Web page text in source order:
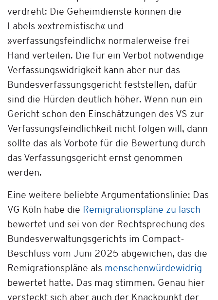
verdreht: Die Geheimdienste können die
Labels »extremistisch« und
»verfassungsfeindlich« normalerweise frei
Hand verteilen. Die für ein Verbot notwendige
Verfassungswidrigkeit kann aber nur das
Bundesverfassungsgericht feststellen, dafür
sind die Hürden deutlich höher. Wenn nun ein
Gericht schon den Einschätzungen des VS zur
Verfassungsfeindlichkeit nicht folgen will, dann
sollte das als Vorbote für die Bewertung durch
das Verfassungsgericht ernst genommen
werden.
Eine weitere beliebte Argumentationslinie: Das
VG Köln habe die Remigrationspläne zu lasch
bewertet und sei von der Rechtsprechung des
Bundesverwaltungsgerichts im Compact-
Beschluss vom Juni 2025 abgewichen, das die
Remigrationspläne als menschenwürdewidrig
bewertet hatte. Das mag stimmen. Genau hier